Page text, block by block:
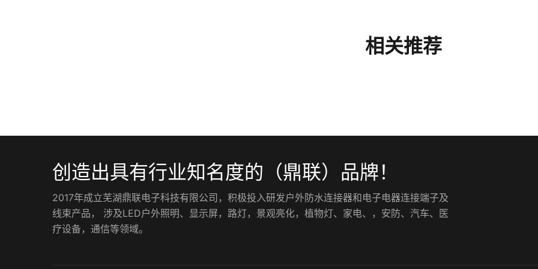
相关推荐
创造出具有行业知名度的（鼎联）品牌！
2017年成立芜湖鼎联电子科技有限公司，积极投入研发户外防水连接器和电子电器连接端子及
线束产品， 涉及LED户外照明、显示屏，路灯，景观亮化，植物灯、家电、，安防、汽车、医
疗设备，通信等领域。